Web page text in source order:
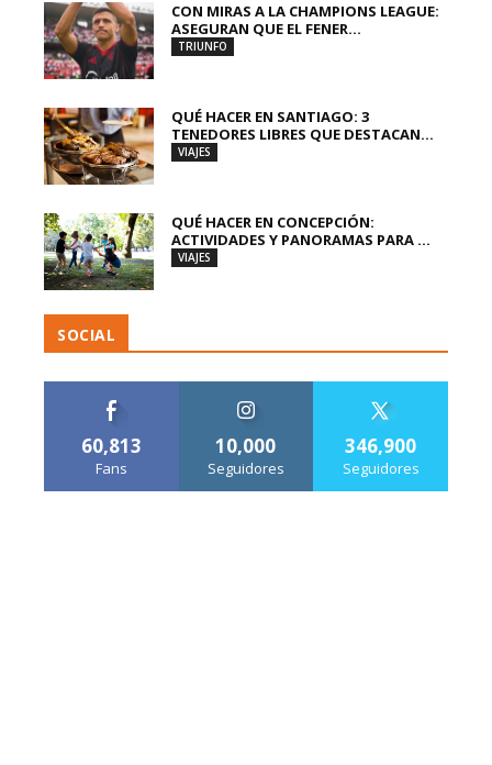
CON MIRAS A LA CHAMPIONS LEAGUE:
ASEGURAN QUE EL FENER...
TRIUNFO
QUÉ HACER EN SANTIAGO: 3
TENEDORES LIBRES QUE DESTACAN...
VIAJES
QUÉ HACER EN CONCEPCIÓN:
ACTIVIDADES Y PANORAMAS PARA ...
VIAJES
SOCIAL
60,813
Fans
10,000
Seguidores
346,900
Seguidores